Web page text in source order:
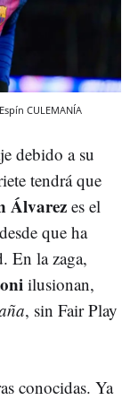
CULEMANÍA
debido a su
tendrá que
Álvarezes el
que ha
En la zaga,
ilusionan,
, sin Fair Play
conocidas. Ya